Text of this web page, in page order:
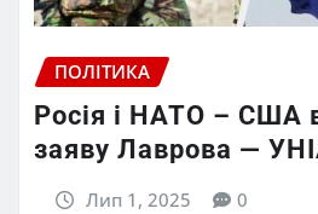
ПОЛІТИКА
Росія і НАТО – США
заяву Лаврова —
Лип 1, 2025 0